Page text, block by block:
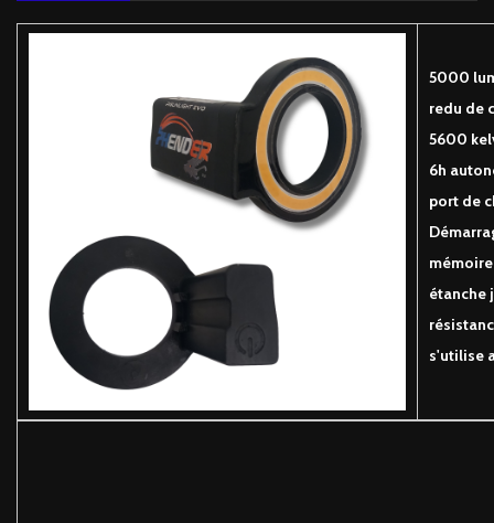
5000
redu de
5600
6h
port de
étanche
s'utilise